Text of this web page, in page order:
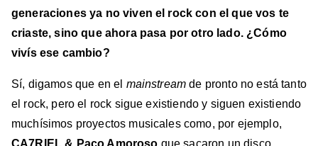
generaciones ya no viven el rock con el que vos te
criaste, sino que ahora pasa por otro lado. ¿Cómo
vivís ese cambio?
Sí, digamos que en el mainstreamde pronto no está tanto
el rock, pero el rock sigue existiendo y siguen existiendo
muchísimos proyectos musicales como, por ejemplo,
CA7RIEL & Paco Amoroso que sacaron un disco